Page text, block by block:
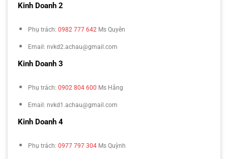
Kinh Doanh 2
Phụ trách: 0982 777 642 Ms Quyên
Email: nvkd2.achau@gmail.com
Kinh Doanh 3
Phụ trách: 0902 804 600 Ms Hằng
Email: nvkd1.achau@gmail.com
Kinh Doanh 4
Phụ trách: 0977 797 304 Ms Quỳnh